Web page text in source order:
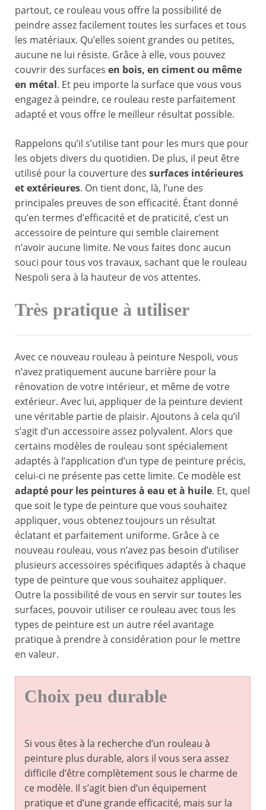
partout, ce rouleau vous offre la possibilité de
peindre assez facilement toutes les surfaces et tous
les matériaux. Qu’elles soient grandes ou petites,
aucune ne lui résiste. Grâce à elle, vous pouvez
couvrir des surfaces en bois, en ciment ou même
en métal. Et peu importe la surface que vous vous
engagez à peindre, ce rouleau reste parfaitement
adapté et vous offre le meilleur résultat possible.
Rappelons qu’il s’utilise tant pour les murs que pour
les objets divers du quotidien. De plus, il peut être
utilisé pour la couverture des surfaces intérieures
et extérieures. On tient donc, là, l’une des
principales preuves de son efficacité. Étant donné
qu’en termes d’efficacité et de praticité, c’est un
accessoire de peinture qui semble clairement
n’avoir aucune limite. Ne vous faites donc aucun
souci pour tous vos travaux, sachant que le rouleau
Nespoli sera à la hauteur de vos attentes.
Très pratique à utiliser
Avec ce nouveau rouleau à peinture Nespoli, vous
n’avez pratiquement aucune barrière pour la
rénovation de votre intérieur, et même de votre
extérieur. Avec lui, appliquer de la peinture devient
une véritable partie de plaisir. Ajoutons à cela qu’il
s’agit d’un accessoire assez polyvalent. Alors que
certains modèles de rouleau sont spécialement
adaptés à l’application d’un type de peinture précis,
celui-ci ne présente pas cette limite. Ce modèle est
adapté pour les peintures à eau et à huile. Et, quel
que soit le type de peinture que vous souhaitez
appliquer, vous obtenez toujours un résultat
éclatant et parfaitement uniforme. Grâce à ce
nouveau rouleau, vous n’avez pas besoin d’utiliser
plusieurs accessoires spécifiques adaptés à chaque
type de peinture que vous souhaitez appliquer.
Outre la possibilité de vous en servir sur toutes les
surfaces, pouvoir utiliser ce rouleau avec tous les
types de peinture est un autre réel avantage
pratique à prendre à considération pour le mettre
en valeur.
Choix peu durable
Si vous êtes à la recherche d’un rouleau à
peinture plus durable, alors il vous sera assez
difficile d’être complètement sous le charme de
ce modèle. Il s’agit bien d’un équipement
pratique et d’une grande efficacité, mais sur la